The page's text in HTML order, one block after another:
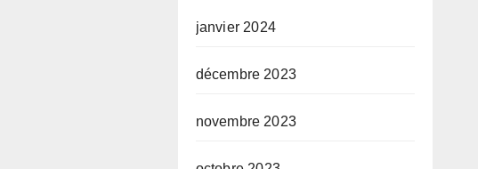
janvier 2024
décembre 2023
novembre 2023